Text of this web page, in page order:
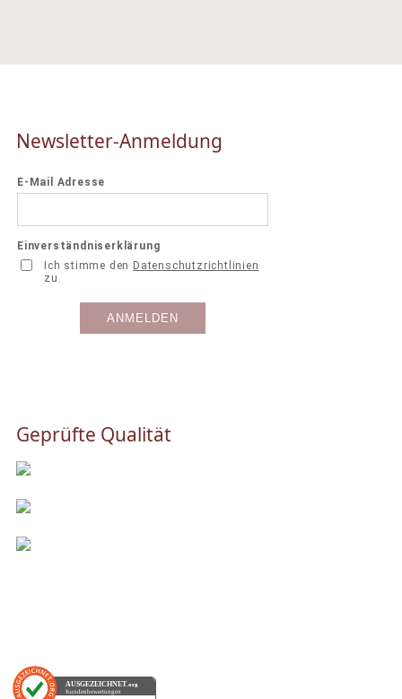
Newsletter-Anmeldung
Geprüfte Qualität
AUSGEZEICHNET.org
Kundenbewertungen